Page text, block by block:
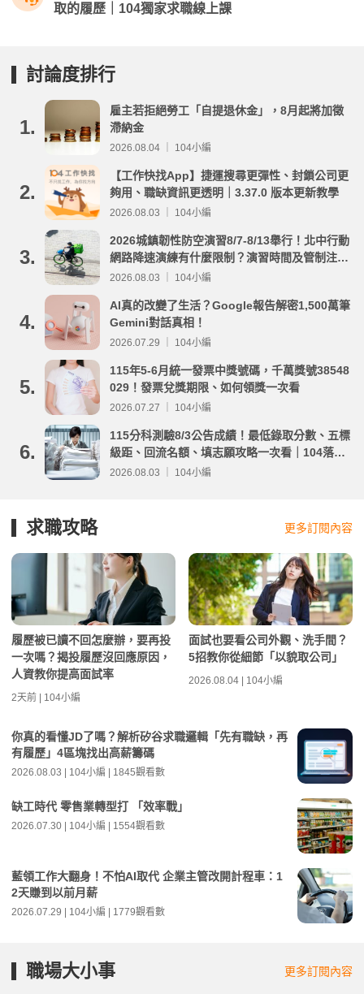
取的履歷｜104獨家求職線上課
討論度排行
1.
雇主若拒絕勞工「自提退休金」，8月起將加徵
滯納金
2026.08.04 ｜ 104小編
2.
【工作快找App】捷運搜尋更彈性、封鎖公司更
夠用、職缺資訊更透明｜3.37.0 版本更新教學
2026.08.03 ｜ 104小編
3.
2026城鎮韌性防空演習8/7-8/13舉行！北中行動
網路降速演練有什麼限制？演習時間及管制注意
事項整理
2026.08.03 ｜ 104小編
4.
AI真的改變了生活？Google報告解密1,500萬筆
Gemini對話真相！
2026.07.29 ｜ 104小編
5.
115年5-6月統一發票中獎號碼，千萬獎號38548
029！發票兌獎期限、如何領獎一次看
2026.07.27 ｜ 104小編
6.
115分科測驗8/3公告成績！最低錄取分數、五標
級距、回流名額、填志願攻略一次看｜104落點
分析
2026.08.03 ｜ 104小編
求職攻略 更多訂閱內容
履歷被已讀不回怎麼辦，要再投
一次嗎？揭投履歷沒回應原因，
人資教你提高面試率
2天前 | 104小編
面試也要看公司外觀、洗手間？
5招教你從細節「以貌取公司」
2026.08.04 | 104小編
你真的看懂JD了嗎？解析矽谷求職邏輯「先有職缺，再
有履歷」4區塊找出高薪籌碼
2026.08.03 | 104小編 | 1845觀看數
缺工時代 零售業轉型打 「效率戰」
2026.07.30 | 104小編 | 1554觀看數
藍領工作大翻身！不怕AI取代 企業主管改開計程車：1
2天賺到以前月薪
2026.07.29 | 104小編 | 1779觀看數
職場大小事 更多訂閱內容